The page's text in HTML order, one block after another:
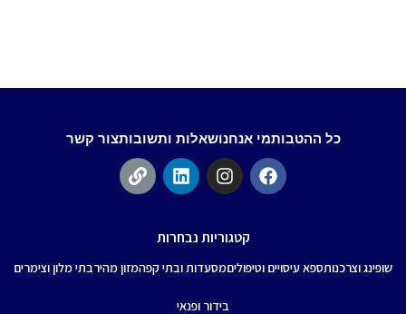
כל ההטבותמי אנחנושאלות ותשובותצור קשר
קטגוריות נבחרות
שופינג וצרכנותספא עיסויים וטיפוליםמסעדות ובתי קפהמזון מהירבתי מלון וצימרים
בידור ופנאי